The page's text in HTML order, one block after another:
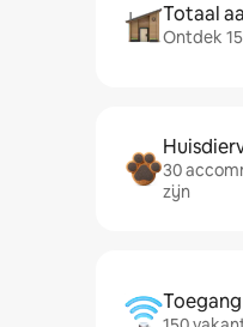
Totaal
Ontdek
30
zijn